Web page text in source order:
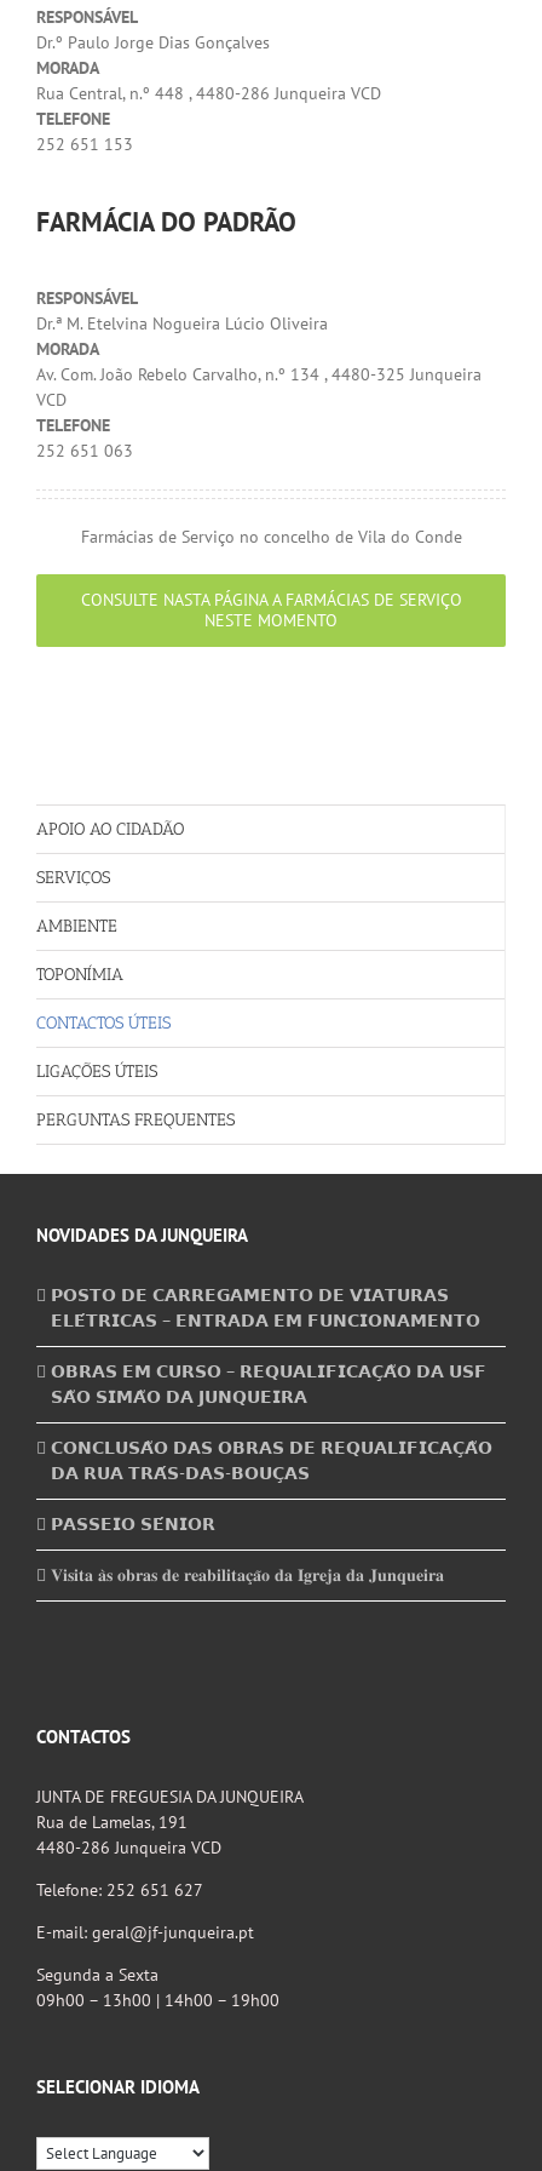
RESPONSÁVEL
Dr.º Paulo Jorge Dias Gonçalves
MORADA
Rua Central, n.º 448 , 4480-286 Junqueira VCD
TELEFONE
252 651 153
FARMÁCIA DO PADRÃO
RESPONSÁVEL
Dr.ª M. Etelvina Nogueira Lúcio Oliveira
MORADA
Av. Com. João Rebelo Carvalho, n.º 134 , 4480-325 Junqueira
VCD
TELEFONE
252 651 063
Farmácias de Serviço no concelho de Vila do Conde
CONSULTE NASTA PÁGINA A FARMÁCIAS DE SERVIÇO
NESTE MOMENTO
APOIO AO CIDADÃO
SERVIÇOS
AMBIENTE
TOPONÍMIA
CONTACTOS ÚTEIS
LIGAÇÕES ÚTEIS
PERGUNTAS FREQUENTES
NOVIDADES DA JUNQUEIRA
𝗣𝗢𝗦𝗧𝗢 𝗗𝗘 𝗖𝗔𝗥𝗥𝗘𝗚𝗔𝗠𝗘𝗡𝗧𝗢 𝗗𝗘 𝗩𝗜𝗔𝗧𝗨𝗥𝗔𝗦
𝗘𝗟𝗘́𝗧𝗥𝗜𝗖𝗔𝗦 – 𝗘𝗡𝗧𝗥𝗔𝗗𝗔 𝗘𝗠 𝗙𝗨𝗡𝗖𝗜𝗢𝗡𝗔𝗠𝗘𝗡𝗧𝗢
𝗢𝗕𝗥𝗔𝗦 𝗘𝗠 𝗖𝗨𝗥𝗦𝗢 – 𝗥𝗘𝗤𝗨𝗔𝗟𝗜𝗙𝗜𝗖𝗔𝗖̧𝗔̃𝗢 𝗗𝗔 𝗨𝗦𝗙
𝗦𝗔̃𝗢 𝗦𝗜𝗠𝗔̃𝗢 𝗗𝗔 𝗝𝗨𝗡𝗤𝗨𝗘𝗜𝗥𝗔
𝗖𝗢𝗡𝗖𝗟𝗨𝗦𝗔̃𝗢 𝗗𝗔𝗦 𝗢𝗕𝗥𝗔𝗦 𝗗𝗘 𝗥𝗘𝗤𝗨𝗔𝗟𝗜𝗙𝗜𝗖𝗔𝗖̧𝗔̃𝗢
𝗗𝗔 𝗥𝗨𝗔 𝗧𝗥𝗔́𝗦-𝗗𝗔𝗦-𝗕𝗢𝗨𝗖̧𝗔𝗦
𝗣𝗔𝗦𝗦𝗘𝗜𝗢 𝗦𝗘́𝗡𝗜𝗢𝗥
𝐕𝐢𝐬𝐢𝐭𝐚 𝐚̀𝐬 𝐨𝐛𝐫𝐚𝐬 𝐝𝐞 𝐫𝐞𝐚𝐛𝐢𝐥𝐢𝐭𝐚𝐜̧𝐚̃𝐨 𝐝𝐚 𝐈𝐠𝐫𝐞𝐣𝐚 𝐝𝐚 𝐉𝐮𝐧𝐪𝐮𝐞𝐢𝐫𝐚
CONTACTOS
JUNTA DE FREGUESIA DA JUNQUEIRA
Rua de Lamelas, 191
4480-286 Junqueira VCD
Telefone: 252 651 627
E-mail: geral@jf-junqueira.pt
Segunda a Sexta
09h00 – 13h00 | 14h00 – 19h00
SELECIONAR IDIOMA